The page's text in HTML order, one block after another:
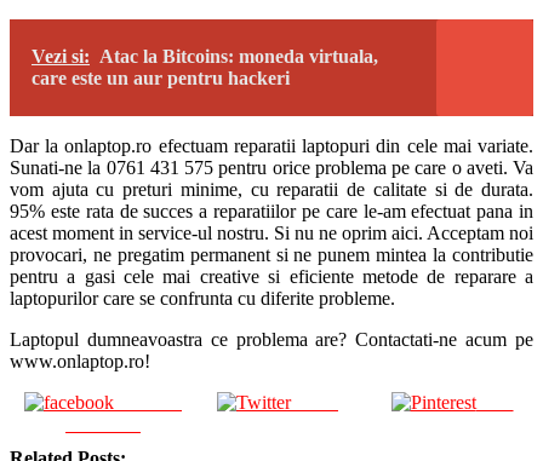
Vezi si: Atac la Bitcoins: moneda virtuala,
care este un aur pentru hackeri
Dar la onlaptop.ro efectuam reparatii laptopuri din cele mai variate.
Sunati-ne la 0761 431 575 pentru orice problema pe care o aveti. Va
vom ajuta cu preturi minime, cu reparatii de calitate si de durata.
95% este rata de succes a reparatiilor pe care le-am efectuat pana in
acest moment in service-ul nostru. Si nu ne oprim aici. Acceptam noi
provocari, ne pregatim permanent si ne punem mintea la contributie
pentru a gasi cele mai creative si eficiente metode de reparare a
laptopurilor care se confrunta cu diferite probleme.
Laptopul dumneavoastra ce problema are? Contactati-ne acum pe
www.onlaptop.ro!
Tweet Save